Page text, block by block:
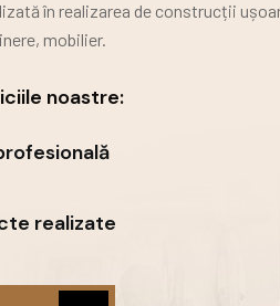
în realizarea de construcții
mobilier.
noastre:
realizate